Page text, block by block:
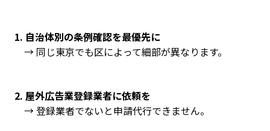
1. 自治体別の条例確認を最優先に
→ 同じ東京でも区によって細部が異なります。
2. 屋外広告業登録業者に依頼を
→ 登録業者でないと申請代行できません。